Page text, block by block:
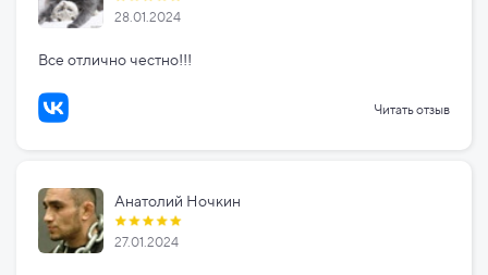
28.01.2024
Все отлично честно!!!
Читать отзыв
Анатолий Ночкин
27.01.2024